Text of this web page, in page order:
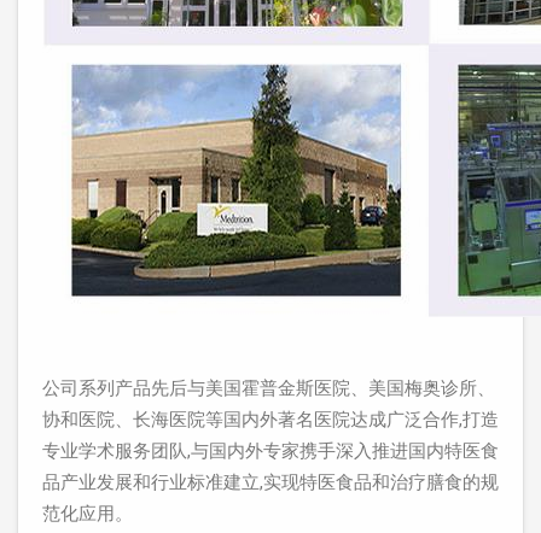
公司系列产品先后与美国霍普金斯医院、美国梅奥诊所、
协和医院、长海医院等国内外著名医院达成广泛合作,打造
专业学术服务团队,与国内外专家携手深入推进国内特医食
品产业发展和行业标准建立,实现特医食品和治疗膳食的规
范化应用。